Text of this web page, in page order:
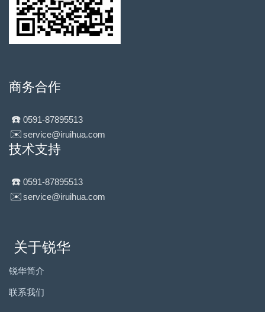
商务合作
☎️ 0591-87895513
✉️service@iruihua.com
技术支持
☎️ 0591-87895513
✉️service@iruihua.com
关于锐华
锐华简介
联系我们